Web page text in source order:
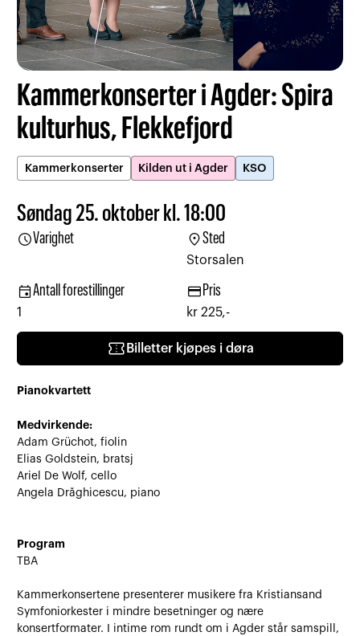
Kammerkonserter i Agder: Spira
kulturhus, Flekkefjord
Kammerkonserter Kilden ut i Agder KSO
Søndag 25. oktober kl. 18:00
scheduleVarighet location_onSted
Storsalen
eventAntall forestillinger
1
credit_card Pris
kr 225,-
confirmation_number Billetter kjøpes i døra
Pianokvartett
Medvirkende:
Adam Grüchot, fiolin
Elias Goldstein, bratsj
Ariel De Wolf, cello
Angela Drăghicescu, piano
Program
TBA
Kammerkonsertene presenterer musikere fra Kristiansand
Symfoniorkester i mindre besetninger og nære
konsertformater. I intime rom rundt om i Agder står samspill,